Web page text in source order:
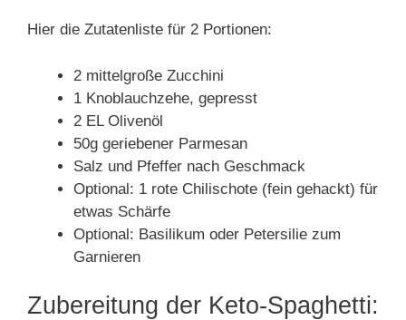
Hier die Zutatenliste für 2 Portionen:
2 mittelgroße Zucchini
1 Knoblauchzehe, gepresst
2 EL Olivenöl
50g geriebener Parmesan
Salz und Pfeffer nach Geschmack
Optional: 1 rote Chilischote (fein gehackt) für
etwas Schärfe
Optional: Basilikum oder Petersilie zum
Garnieren
Zubereitung der Keto-Spaghetti: